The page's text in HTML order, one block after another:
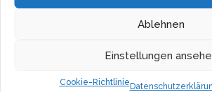
Ablehnen
Einstellungen
Cookie-Richtlinie
Support